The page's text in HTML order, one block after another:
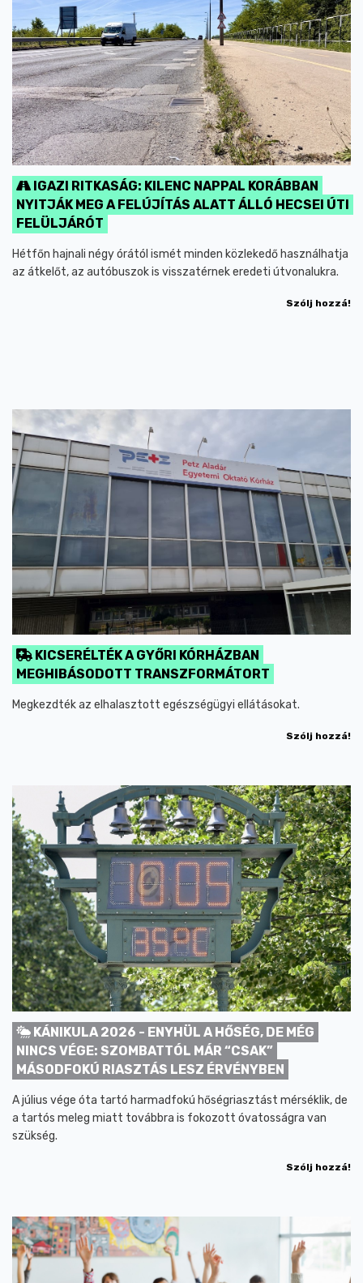
IGAZI RITKASÁG: KILENC NAPPAL KORÁBBAN
NYITJÁK MEG A FELÚJÍTÁS ALATT ÁLLÓ HECSEI ÚTI
FELÜLJÁRÓT
Hétfőn hajnali négy órától ismét minden közlekedő használhatja
az átkelőt, az autóbuszok is visszatérnek eredeti útvonalukra.
Szólj hozzá!
KICSERÉLTÉK A GYŐRI KÓRHÁZBAN
MEGHIBÁSODOTT TRANSZFORMÁTORT
Megkezdték az elhalasztott egészségügyi ellátásokat.
Szólj hozzá!
KÁNIKULA 2026 - ENYHÜL A HŐSÉG, DE MÉG
NINCS VÉGE: SZOMBATTÓL MÁR “CSAK”
MÁSODFOKÚ RIASZTÁS LESZ ÉRVÉNYBEN
A július vége óta tartó harmadfokú hőségriasztást mérséklik, de
a tartós meleg miatt továbbra is fokozott óvatosságra van
szükség.
Szólj hozzá!